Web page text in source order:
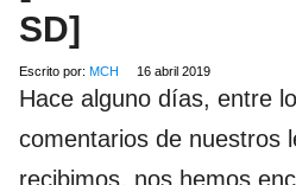
SD]
Escrito por: MCH 16 abril 2019
Hace alguno días, entre
comentarios de nuestros
recibimos, nos hemos